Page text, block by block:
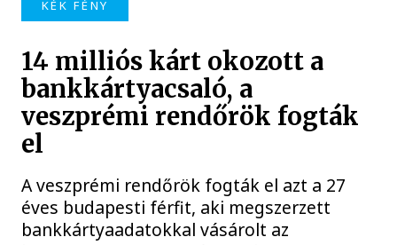
KÉK FÉNY
14 milliós kárt okozott a
bankkártyacsaló, a
veszprémi rendőrök fogták
el
A veszprémi rendőrök fogták el azt a 27
éves budapesti férfit, aki megszerzett
bankkártyaadatokkal vásárolt az